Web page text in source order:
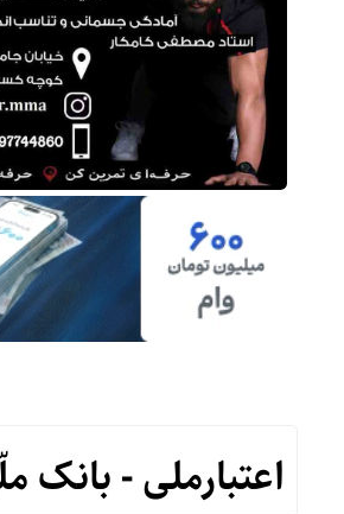
اعتبارملی - بانک